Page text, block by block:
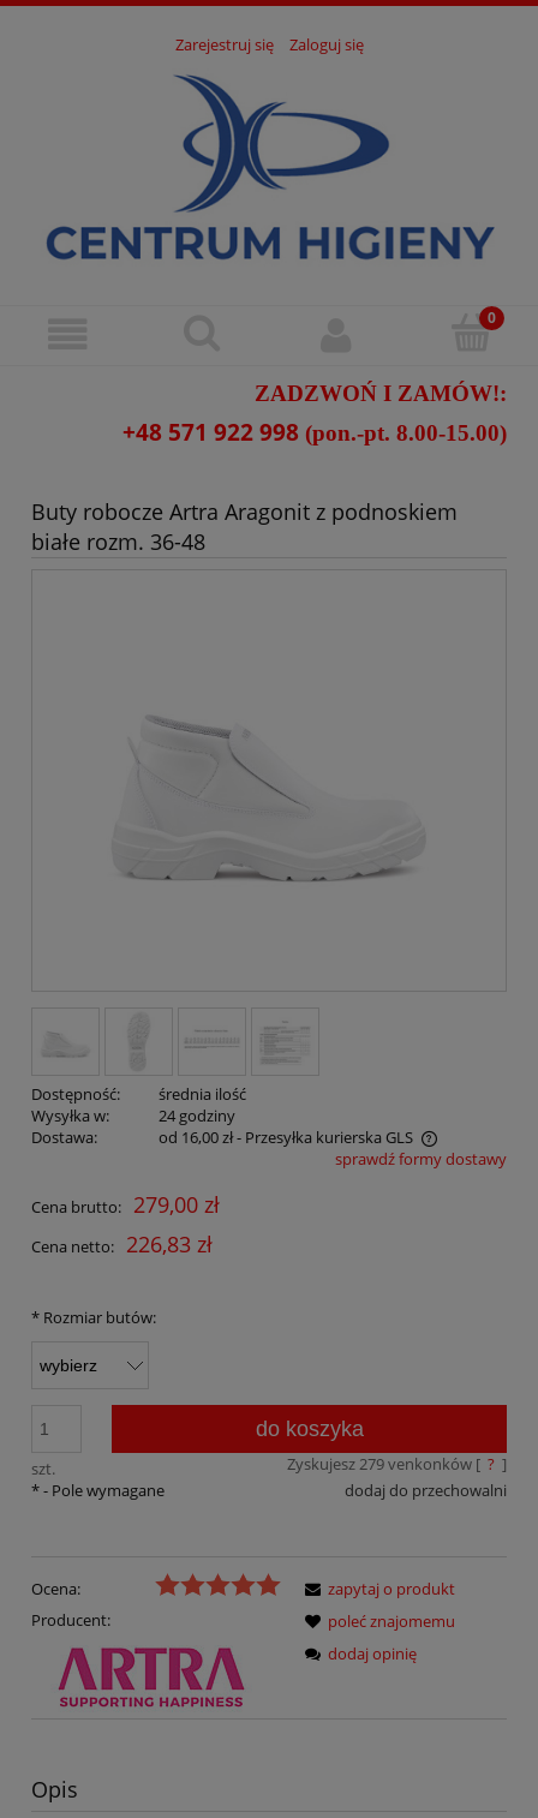
Zarejestruj się Zaloguj się
ZADZWOŃ I ZAMÓW!:
+48 571 922 998 (pon.-pt. 8.00-15.00)
Buty robocze Artra Aragonit z podnoskiem
białe rozm. 36-48
Dostępność:
średnia ilość
Wysyłka w:
24 godziny
Dostawa:
od 16,00 zł- Przesyłka kurierska GLS
Cena nie zawiera ewentualnych kosztów płatnościsprawdź formy dostawy
Cena brutto: 279,00 zł
Cena netto: 226,83 zł
* Rozmiar butów:
szt.
do koszyka
Zyskujesz279venkonków [ ? ]
dodaj do przechowalni
*- Pole wymagane
Ocena:
Producent:
zapytaj o produkt
poleć znajomemu
dodaj opinię
Opis